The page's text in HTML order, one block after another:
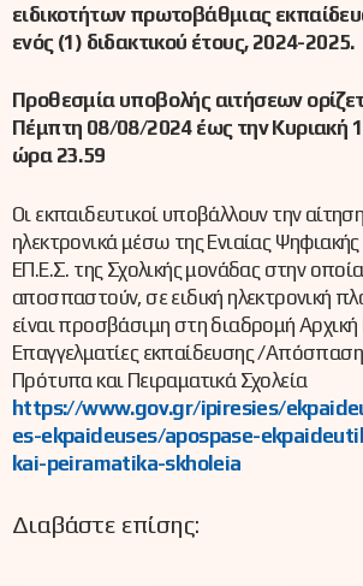
ειδικοτήτων πρωτοβάθμιας
ενός (1) διδακτικού έτους, 2024-2025.
Προθεσμία υποβολής αιτήσεων
Πέμπτη 08/08/2024 έως την Κυριακή
ώρα 23.59
Οι εκπαιδευτικοί υποβάλλουν την
ηλεκτρονικά μέσω της Ενιαίας
ΕΠ.Ε.Σ. της Σχολικής μονάδας στην
αποσπαστούν, σε ειδική ηλεκτρονική
είναι προσβάσιμη στη διαδρομή
Επαγγελματίες εκπαίδευσης /Απόσπαση
Πρότυπα και Πειραματικά Σχολεία
https://www.gov.gr/ipiresies/
es-ekpaideuses/apospase-
kai-peiramatika-skholeia
Διαβάστε επίσης: